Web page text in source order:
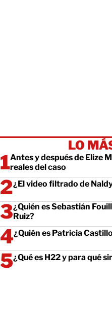
LO
Antes y después de Elize
reales del caso
¿El video filtrado de
¿Quién es Sebastián
Ruiz?
¿Quién es Patricia
¿Qué es H22 y para qué